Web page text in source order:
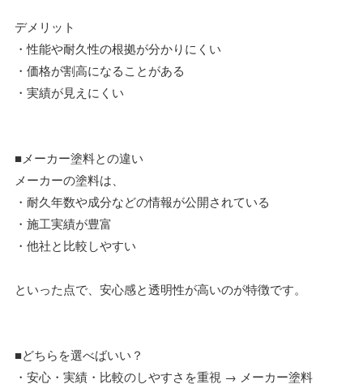
デメリット
・性能や耐久性の根拠が分かりにくい
・価格が割高になることがある
・実績が見えにくい
■メーカー塗料との違い
メーカーの塗料は、
・耐久年数や成分などの情報が公開されている
・施工実績が豊富
・他社と比較しやすい
といった点で、安心感と透明性が高いのが特徴です。
■どちらを選べばいい？
・安心・実績・比較のしやすさを重視 → メーカー塗料